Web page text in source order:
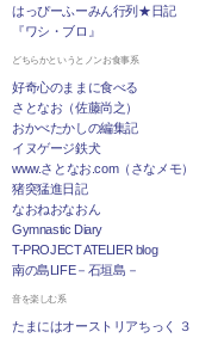
はっぴーふーみん行列★日記
『ワシ・ブロ』
どちらかというとノンお食事系
好奇心のままに食べる
さとなお（佐藤尚之）
おかべたかしの編集記
イヌゲージ鉄犬
www.さとなお.com（さなメモ）
猪突猛進日記
なおねおなおん
Gymnastic Diary
T-PROJECT ATELIER blog
南の島LIFE－石垣島－
音を楽しむ系
たまにはオーストリアちっく ３